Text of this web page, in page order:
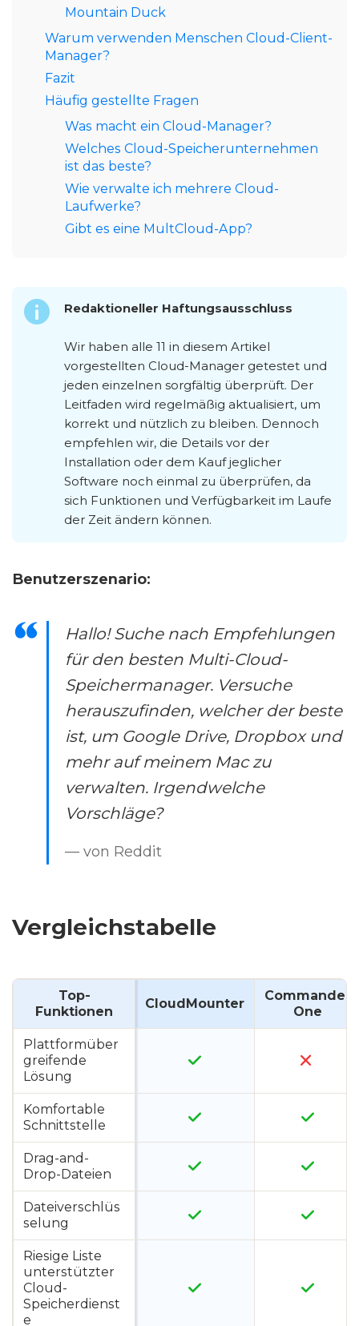
Mountain Duck
Warum verwenden Menschen Cloud-Client-
Manager?
Fazit
Häufig gestellte Fragen
Was macht ein Cloud-Manager?
Welches Cloud-Speicherunternehmen
ist das beste?
Wie verwalte ich mehrere Cloud-
Laufwerke?
Gibt es eine MultCloud-App?
Redaktioneller Haftungsausschluss
Wir haben alle 11 in diesem Artikel
vorgestellten Cloud-Manager getestet und
jeden einzelnen sorgfältig überprüft. Der
Leitfaden wird regelmäßig aktualisiert, um
korrekt und nützlich zu bleiben. Dennoch
empfehlen wir, die Details vor der
Installation oder dem Kauf jeglicher
Software noch einmal zu überprüfen, da
sich Funktionen und Verfügbarkeit im Laufe
der Zeit ändern können.
Benutzerszenario:
Hallo! Suche nach Empfehlungen
für den besten Multi-Cloud-
Speichermanager. Versuche
herauszufinden, welcher der beste
ist, um Google Drive, Dropbox und
mehr auf meinem Mac zu
verwalten. Irgendwelche
Vorschläge?
— von Reddit
Vergleichstabelle
Top-
Funktionen
CloudMounter
Commander
One
Plattformüber
greifende
Lösung
Komfortable
Schnittstelle
Drag-and-
Drop-Dateien
Dateiverschlüs
selung
Riesige Liste
unterstützter
Cloud-
Speicherdienst
e